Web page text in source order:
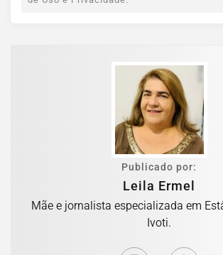
Publicado por:
Leila Ermel
Mãe e jornalista especializada em
Ivoti.